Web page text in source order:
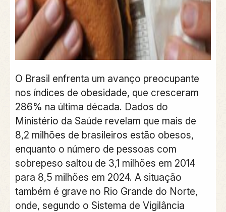
O Brasil enfrenta um avanço preocupante
nos índices de obesidade, que cresceram
286% na última década. Dados do
Ministério da Saúde revelam que mais de
8,2 milhões de brasileiros estão obesos,
enquanto o número de pessoas com
sobrepeso saltou de 3,1 milhões em 2014
para 8,5 milhões em 2024. A situação
também é grave no Rio Grande do Norte,
onde, segundo o Sistema de Vigilância